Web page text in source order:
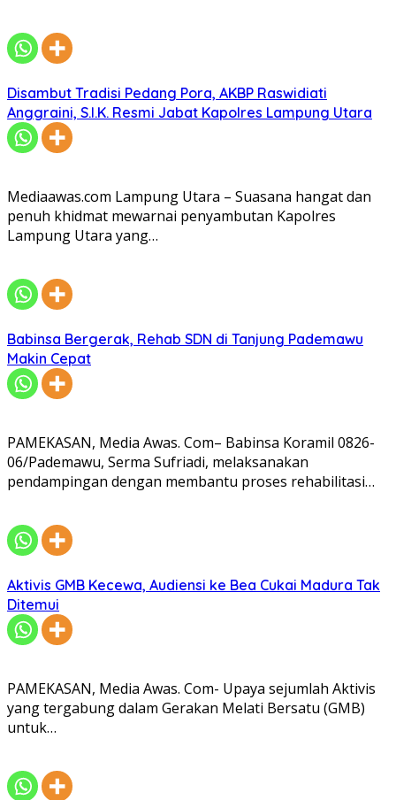
Disambut Tradisi Pedang Pora, AKBP Raswidiati
Anggraini, S.I.K. Resmi Jabat Kapolres Lampung Utara
Mediaawas.com Lampung Utara – Suasana hangat dan
penuh khidmat mewarnai penyambutan Kapolres
Lampung Utara yang…
Babinsa Bergerak, Rehab SDN di Tanjung Pademawu
Makin Cepat
PAMEKASAN, Media Awas. Com– Babinsa Koramil 0826-
06/Pademawu, Serma Sufriadi, melaksanakan
pendampingan dengan membantu proses rehabilitasi…
Aktivis GMB Kecewa, Audiensi ke Bea Cukai Madura Tak
Ditemui
PAMEKASAN, Media Awas. Com- Upaya sejumlah Aktivis
yang tergabung dalam Gerakan Melati Bersatu (GMB)
untuk…